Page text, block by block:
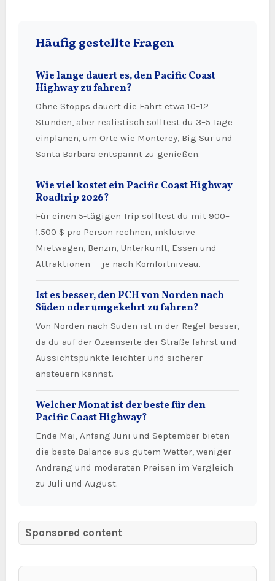
Häufig gestellte Fragen
Wie lange dauert es, den Pacific Coast
Highway zu fahren?
Ohne Stopps dauert die Fahrt etwa 10–12
Stunden, aber realistisch solltest du 3–5 Tage
einplanen, um Orte wie Monterey, Big Sur und
Santa Barbara entspannt zu genießen.
Wie viel kostet ein Pacific Coast Highway
Roadtrip 2026?
Für einen 5-tägigen Trip solltest du mit 900–
1.500 $ pro Person rechnen, inklusive
Mietwagen, Benzin, Unterkunft, Essen und
Attraktionen — je nach Komfortniveau.
Ist es besser, den PCH von Norden nach
Süden oder umgekehrt zu fahren?
Von Norden nach Süden ist in der Regel besser,
da du auf der Ozeanseite der Straße fährst und
Aussichtspunkte leichter und sicherer
ansteuern kannst.
Welcher Monat ist der beste für den
Pacific Coast Highway?
Ende Mai, Anfang Juni und September bieten
die beste Balance aus gutem Wetter, weniger
Andrang und moderaten Preisen im Vergleich
zu Juli und August.
Sponsored content